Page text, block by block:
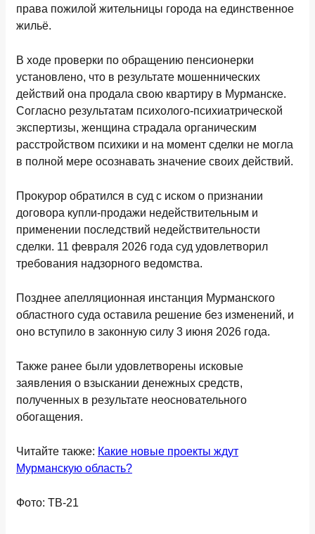
права пожилой жительницы города на единственное
жильё.
В ходе проверки по обращению пенсионерки
установлено, что в результате мошеннических
действий она продала свою квартиру в Мурманске.
Согласно результатам психолого-психиатрической
экспертизы, женщина страдала органическим
расстройством психики и на момент сделки не могла
в полной мере осознавать значение своих действий.
Прокурор обратился в суд с иском о признании
договора купли-продажи недействительным и
применении последствий недействительности
сделки. 11 февраля 2026 года суд удовлетворил
требования надзорного ведомства.
Позднее апелляционная инстанция Мурманского
областного суда оставила решение без изменений, и
оно вступило в законную силу 3 июня 2026 года.
Также ранее были удовлетворены исковые
заявления о взыскании денежных средств,
полученных в результате неосновательного
обогащения.
Читайте также: Какие новые проекты ждут
Мурманскую область?
Фото: ТВ-21